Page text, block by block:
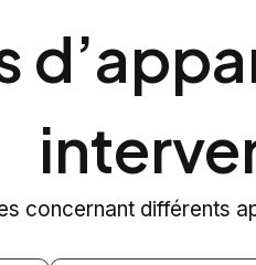
concernant différents